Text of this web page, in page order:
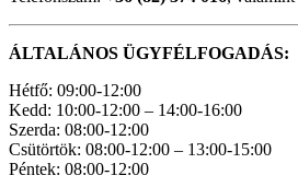
ÁLTALÁNOS ÜGYFÉLFOGADÁS:
Hétfő: 09:00-12:00
Kedd: 10:00-12:00 – 14:00-16:00
Szerda: 08:00-12:00
Csütörtök: 08:00-12:00 – 13:00-15:00
Péntek: 08:00-12:00